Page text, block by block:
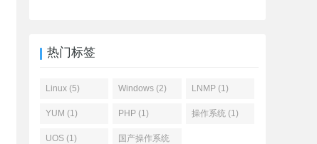
热门标签
Linux (5) Windows (2) LNMP (1)
YUM (1) PHP (1) 操作系统 (1)
UOS (1) 国产操作系统